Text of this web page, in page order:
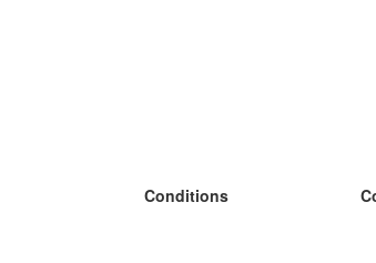
Conditions